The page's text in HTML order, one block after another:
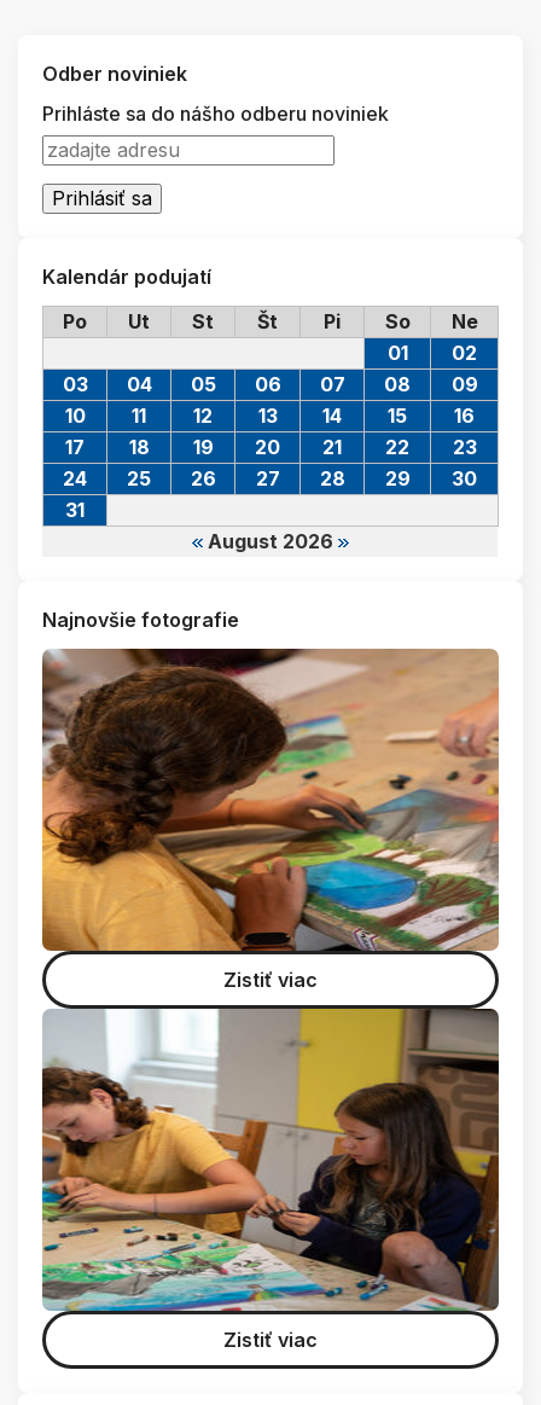
Odber noviniek
Prihláste sa do nášho odberu noviniek
Kalendár podujatí
Po
Ut St Št Pi So Ne
August 2026
01
02
03
04 05 06 07 08
09
10
11 12 13 14 15
16
17
18 19 20 21 22
23
24
25 26 27 28 29
30
31
Najnovšie fotografie
Zistiť viac
Zistiť viac